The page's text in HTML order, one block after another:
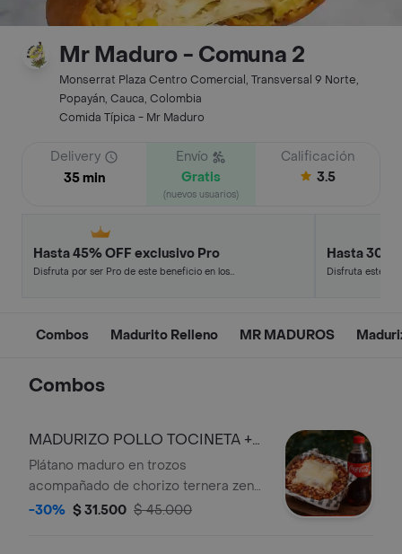
Mr Maduro - Comuna 2
Monserrat Plaza Centro Comercial, Transversal 9 Norte,
Popayán, Cauca, Colombia
Comida Típica - Mr Maduro
Delivery
35 min
Envío
Gratis
(nuevos usuarios)
Calificación
3.5
Hasta 45% OFF exclusivo Pro
Disfruta por ser Pro de este beneficio en los
Hasta 30%
Disfruta este
Combos Madurito Relleno MR MADUROS
Combos
MADURIZO POLLO TOCINETA +
COCA COLA
Plátano maduro en trozos
acompañado de chorizo ternera zenu,
pollo desmechado en salsa bechamel,
-30% $ 31.500 $ 45.000